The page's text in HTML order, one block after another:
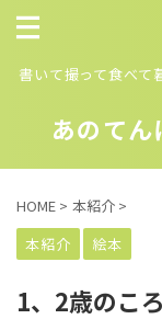
書いて撮って食べて
あのて
HOME > 本紹介 >
本紹介
絵本
1、2歳のこ